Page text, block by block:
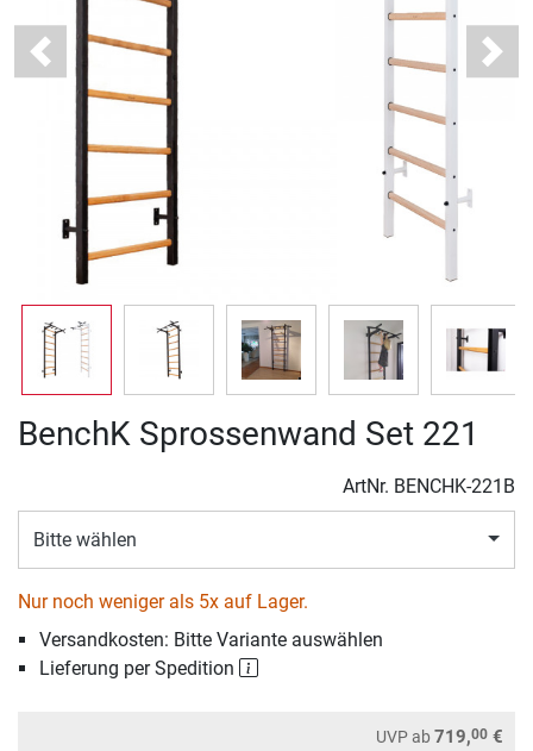
Previous Next
BenchK Sprossenwand Set 221
ArtNr. BENCHK-221B
Bitte wählen
Nur noch weniger als 5x auf Lager.
Versandkosten: Bitte Variante auswählen
Lieferung per Spedition
UVPab 719,00 €